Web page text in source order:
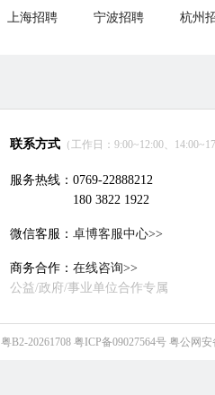
上海招聘 宁波招聘 杭州
联系方式 （工作日：9:00~12:00、
服务热线：0769-22888212
180 3822 1922
微信客服： 卓博客服中心>>
商务合作： 在线咨询>>
公益/政府/事业单位合作专属
粤B2-20261708 粤ICP备09027564号 粤公网安